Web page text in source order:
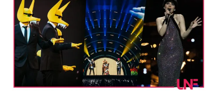
News Spettacolo
Benessere Cucina e Ricette
Consigli di Cucina